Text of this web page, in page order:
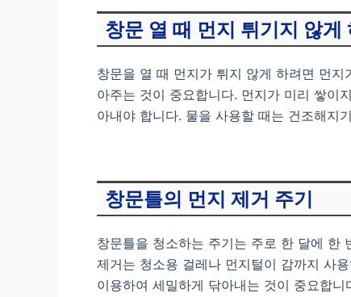
창문 열 때 먼지 튀기지 않게
창문을 열 때 먼지가 튀지 않게 하려면 먼
아주는 것이 중요합니다. 먼지가 미리 쌓이
아내야 합니다. 물을 사용할 때는 건조해지
창문틀의 먼지 제거 주기
창문틀을 청소하는 주기는 주로 한 달에 한
제거는 청소용 걸레나 먼지털이 감까지 사
이용하여 세밀하게 닦아내는 것이 중요합